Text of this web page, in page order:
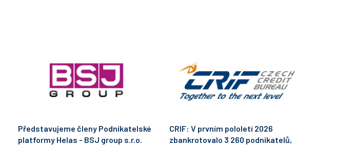
Představujeme členy Podnikatelské
platformy Helas - BSJ group s.r.o.
CRIF: V prvním pololetí 2026
zbankrotovalo 3 260 podnikatelů,